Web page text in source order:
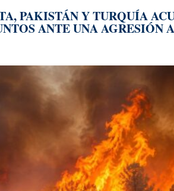
PAKISTÁN Y TURQUÍA
ANTE UNA AGRESIÓN